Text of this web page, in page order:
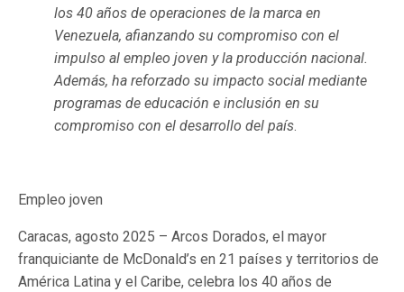
los 40 años de operaciones de la marca en
Venezuela, afianzando su compromiso con el
impulso al empleo joven y la producción nacional.
Además, ha reforzado su impacto social mediante
programas de educación e inclusión en su
compromiso con el desarrollo del país.
Empleo joven
Caracas, agosto 2025 – Arcos Dorados, el mayor
franquiciante de McDonald’s en 21 países y territorios de
América Latina y el Caribe, celebra los 40 años de